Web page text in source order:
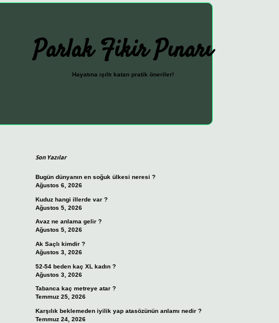
Parlak Fikir Pınarı
Hayatına ışıltı katan pratik öneriler!
Son Yazılar
Bugün dünyanın en soğuk ülkesi neresi ?
Ağustos 6, 2026
Kuduz hangi illerde var ?
Ağustos 5, 2026
Avaz ne anlama gelir ?
Ağustos 5, 2026
Ak Saçlı kimdir ?
Ağustos 3, 2026
52-54 beden kaç XL kadın ?
Ağustos 3, 2026
Tabanca kaç metreye atar ?
Temmuz 25, 2026
Karşılık beklemeden iyilik yap atasözünün anlamı nedir ?
Temmuz 24, 2026